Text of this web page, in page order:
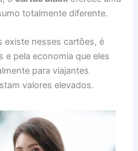
totalmente diferente.
existe nesses cartões, é
pela economia que eles
para viajantes
valores elevados.